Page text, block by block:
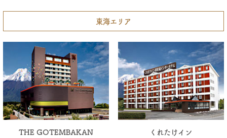
東海エリア
THE GOTEMBAKAN
くれたけイン